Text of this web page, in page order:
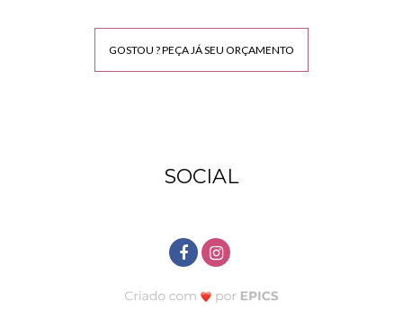
GOSTOU ? PEÇA JÁ SEU ORÇAMENTO
SOCIAL